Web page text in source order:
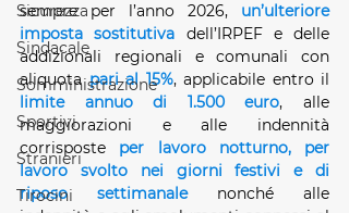
Sicurezza
Sindacale
Somministrazione
Sportivi
Stranieri
Tirocini
sempre per l’anno 2026, un’ulteriore
imposta sostitutiva dell’IRPEF e delle
addizionali regionali e comunali con
aliquota pari al 15%, applicabile entro il
limite annuo di 1.500 euro, alle
maggiorazioni e alle indennità
corrisposte
per lavoro notturno, per
lavoro svolto nei giorni festivi e di
riposo settimanale nonché alle